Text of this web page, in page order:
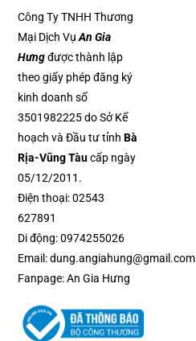
Công Ty TNHH Thương
Mại Dịch Vụ An Gia
Hưngđược thành lập
theo giấy phép đăng ký
kinh doanh số
3501982225 do Sở Kế
hoạch và Đầu tư tỉnhBà
Rịa-Vũng Tàucấp ngày
05/12/2011.
Điện thoại:02543
627891
Di động:0974255026
Email:dung.angiahung@gmail.com
Fanpage:An Gia Hưng